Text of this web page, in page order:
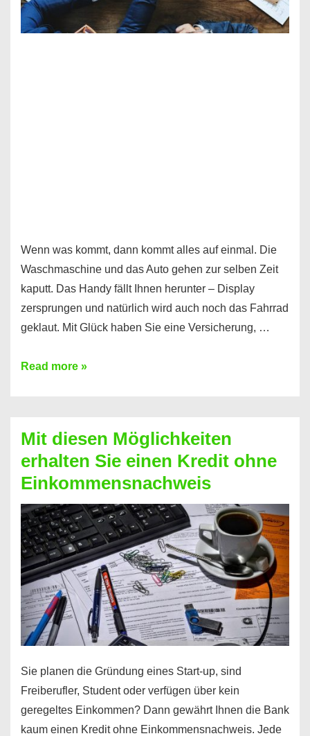
Wenn was kommt, dann kommt alles auf einmal. Die
Waschmaschine und das Auto gehen zur selben Zeit
kaputt. Das Handy fällt Ihnen herunter – Display
zersprungen und natürlich wird auch noch das Fahrrad
geklaut. Mit Glück haben Sie eine Versicherung, …
Ferratum
für
schnelle
Durchstarter
Read more »
Mit diesen Möglichkeiten
erhalten Sie einen Kredit ohne
Einkommensnachweis
Sie planen die Gründung eines Start-up, sind
Freiberufler, Student oder verfügen über kein
geregeltes Einkommen? Dann gewährt Ihnen die Bank
kaum einen Kredit ohne Einkommensnachweis. Jede